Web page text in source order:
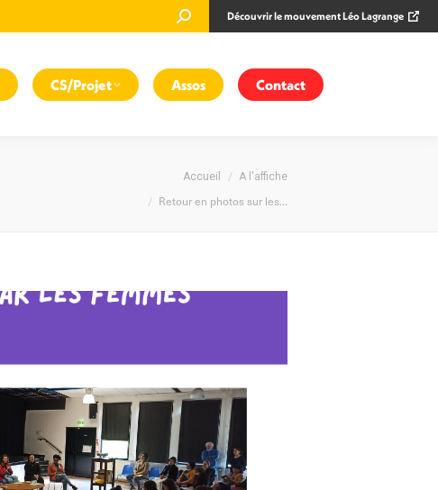
Recherche
:
Découvrir le mouvement Léo Lagrange
CS/Projet Assos Contact
Accueil A l'affiche
Retour en photos sur les…